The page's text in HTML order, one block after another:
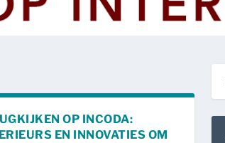
OP INCODA:
EN INNOVATIES OM